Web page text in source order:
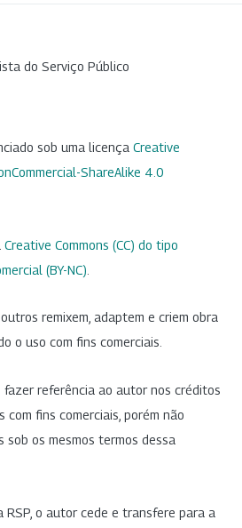
do Serviço Público
sob uma licença Creative
ShareAlike 4.0
Creative Commons (CC) do tipo
(BY-NC)
remixem, adaptem e criem obra
o uso com fins comerciais.
fazer referência ao autor nos créditos
com fins comerciais, porém não
sob os mesmos termos dessa
RSP, o autor cede e transfere para a